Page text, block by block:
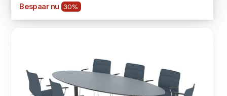
Bespaar nu 30%